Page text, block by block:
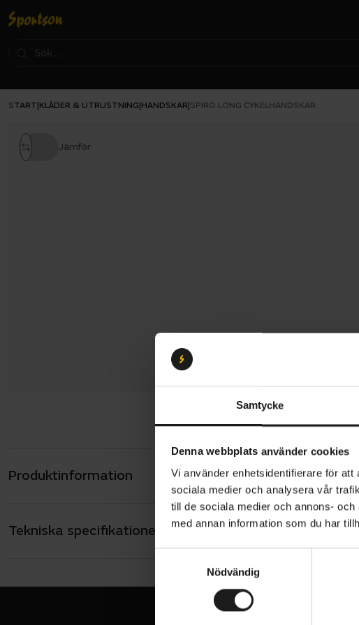
Samtycke
Denna webbplats använder cookies
Vi använder enhetsidentifierare för
sociala medier och analysera vår
till de sociala medier och annons-
med annan information som du har
m
Nödvändig
START KLÄDER & UTRUSTNING HANDSKAR SPIRO LONG CYKELHANDSKAR
Jämför
Produktinformation
Hestra Spiro Long
XC-pass. Sydd i
runt styret.
Genomtänkta
stoppning som
Touch-funktion på
Tekniska specifikationer Allmänt
Hestra